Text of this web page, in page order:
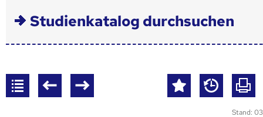
Studienkatalog durchsuchen
Stand: